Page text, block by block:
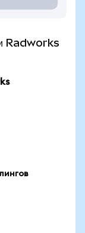
Radworks